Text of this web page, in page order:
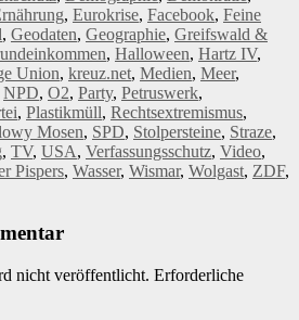
, Eurokrise, Facebook, Feine
, Geodaten, Geographie, Greifswald &
, Halloween, Hartz IV,
Union, kreuz.net, Medien, Meer,
NPD, O2, Party, Petruswerk,
, Plastikmüll, Rechtsextremismus,
Mosen, SPD, Stolpersteine, Straze,
, TV, USA, Verfassungsschutz, Video,
Pispers, Wasser, Wismar, Wolgast, ZDF,
nicht veröffentlicht. Erforderliche